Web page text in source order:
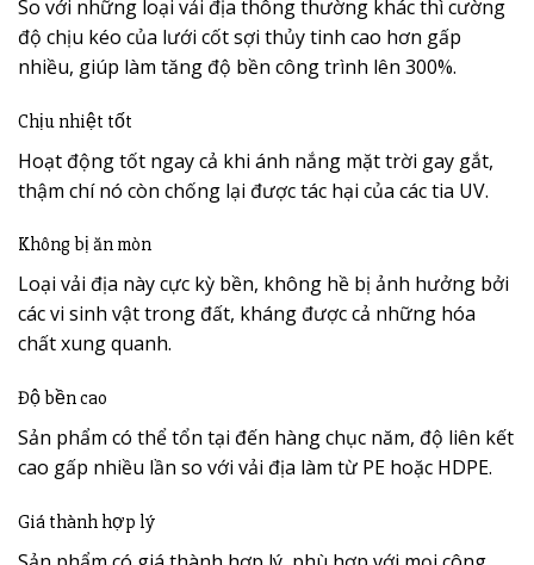
So với những loại vải địa thông thường khác thì cường
độ chịu kéo của lưới cốt sợi thủy tinh cao hơn gấp
nhiều, giúp làm tăng độ bền công trình lên 300%.
Chịu nhiệt tốt
Hoạt động tốt ngay cả khi ánh nắng mặt trời gay gắt,
thậm chí nó còn chống lại được tác hại của các tia UV.
Không bị ăn mòn
Loại vải địa này cực kỳ bền, không hề bị ảnh hưởng bởi
các vi sinh vật trong đất, kháng được cả những hóa
chất xung quanh.
Độ bền cao
Sản phẩm có thể tổn tại đến hàng chục năm, độ liên kết
cao gấp nhiều lần so với vải địa làm từ PE hoặc HDPE.
Giá thành hợp lý